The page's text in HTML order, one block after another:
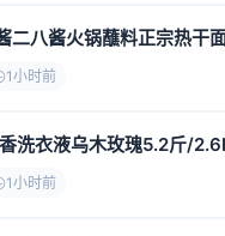
二八酱火锅蘸料正宗热干
1小时前
洗衣液乌木玫瑰5.2斤/
1小时前